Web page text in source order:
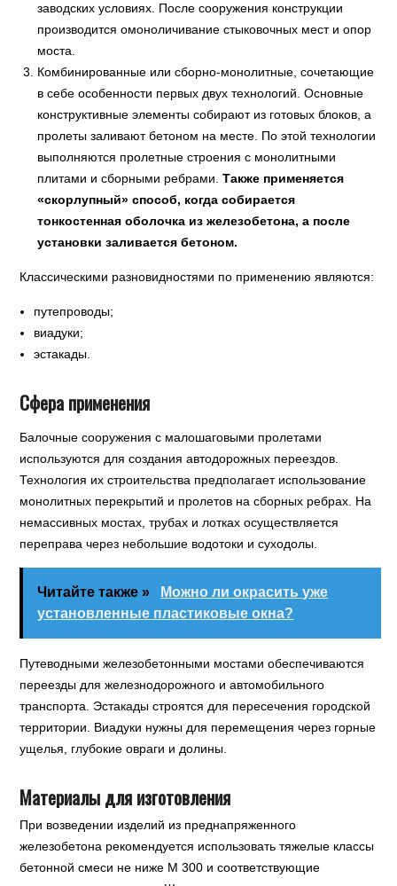
заводских условиях. После сооружения конструкции
производится омоноличивание стыковочных мест и опор
моста.
Комбинированные или сборно-монолитные, сочетающие
в себе особенности первых двух технологий. Основные
конструктивные элементы собирают из готовых блоков, а
пролеты заливают бетоном на месте. По этой технологии
выполняются пролетные строения с монолитными
плитами и сборными ребрами.Также применяется
«скорлупный» способ, когда собирается
тонкостенная оболочка из железобетона, а после
установки заливается бетоном.
Классическими разновидностями по применению являются:
путепроводы;
виадуки;
эстакады.
Сфера применения
Балочные сооружения с малошаговыми пролетами
используются для создания автодорожных переездов.
Технология их строительства предполагает использование
монолитных перекрытий и пролетов на сборных ребрах. На
немассивных мостах, трубах и лотках осуществляется
переправа через небольшие водотоки и суходолы.
Читайте также »
Можно ли окрасить уже
установленные пластиковые окна?
Путеводными железобетонными мостами обеспечиваются
переезды для железнодорожного и автомобильного
транспорта. Эстакады строятся для пересечения городской
территории. Виадуки нужны для перемещения через горные
ущелья, глубокие овраги и долины.
Материалы для изготовления
При возведении изделий из преднапряженного
железобетона рекомендуется использовать тяжелые классы
бетонной смеси не ниже М 300 и соответствующие